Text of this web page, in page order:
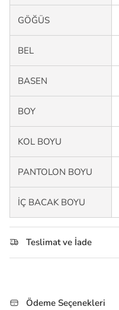
GÖĞÜS
BEL
BASEN
BOY
KOL BOYU
PANTOLON BOYU
İÇ BACAK BOYU
Teslimat ve İade
Ödeme Seçenekleri